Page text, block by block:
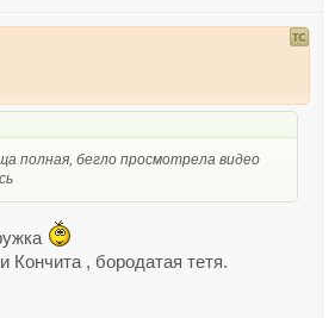
полная, бегло просмотрела видео
Кончита , бородатая тетя.